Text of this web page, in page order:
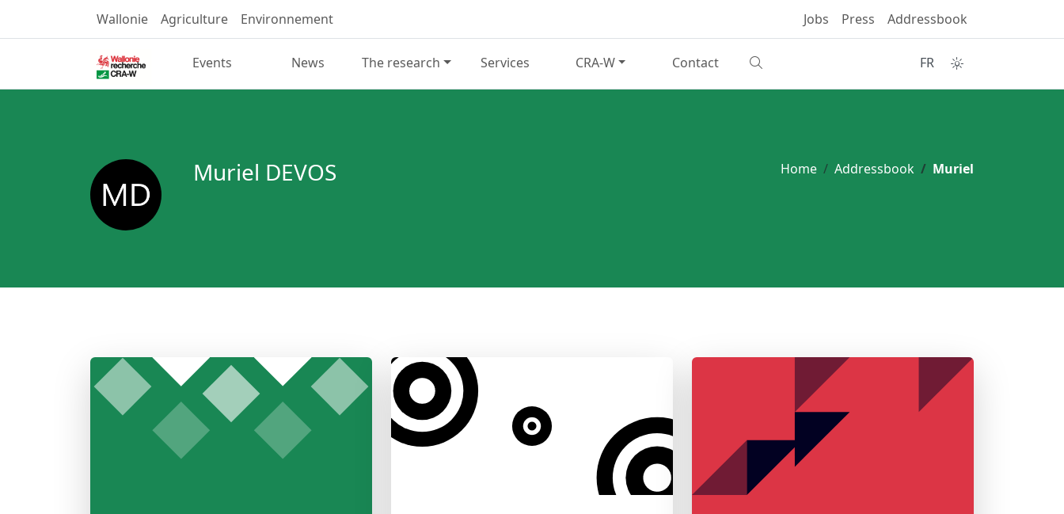
Wallonie Agriculture Environnement Jobs Press Addressbook
Events News The research Services CRA-W Contact FR
Home Addressbook Muriel
Muriel DEVOS